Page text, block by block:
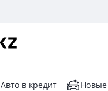
Авто в кредит Новые